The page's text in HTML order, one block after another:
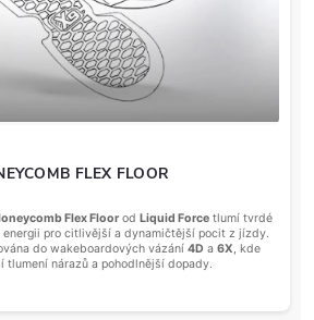
FLEX FLOOR
Flex Floor od Liquid Force tlumí tvrdé
energii pro citlivější a dynamičtější pocit z jízdy.
do wakeboardových vázání 4D a 6X, kde
tlumení nárazů a pohodlnější dopady.